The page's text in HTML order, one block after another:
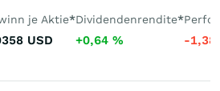
je Aktie*
USD
Dividendenrendite*
+0,64 % -1,38